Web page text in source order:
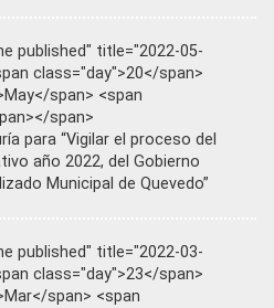
published" title="2022-05-
class="day">20</span>
span> <span
span>
para “Vigilar el proceso del
año 2022, del Gobierno
Municipal de Quevedo”
published" title="2022-03-
class="day">23</span>
span> <span